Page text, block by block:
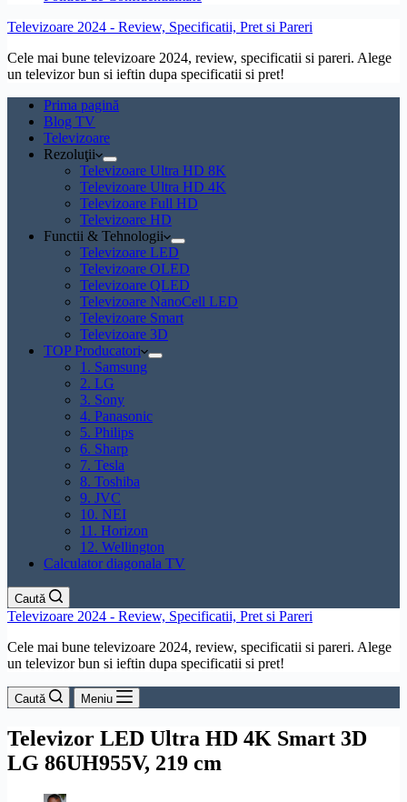
Televizoare 2024 - Review, Specificatii, Pret si Pareri
Cele mai bune televizoare 2024, review, specificatii si pareri. Alege
un televizor bun si ieftin dupa specificatii si pret!
Prima pagină
Blog TV
Televizoare
Rezoluţii
Televizoare Ultra HD 8K
Televizoare Ultra HD 4K
Televizoare Full HD
Televizoare HD
Functii & Tehnologii
Televizoare LED
Televizoare OLED
Televizoare QLED
Televizoare NanoCell LED
Televizoare Smart
Televizoare 3D
TOP Producatori
1. Samsung
2. LG
3. Sony
4. Panasonic
5. Philips
6. Sharp
7. Tesla
8. Toshiba
9. JVC
10. NEI
11. Horizon
12. Wellington
Calculator diagonala TV
Caută
Televizoare 2024 - Review, Specificatii, Pret si Pareri
Cele mai bune televizoare 2024, review, specificatii si pareri. Alege
un televizor bun si ieftin dupa specificatii si pret!
Caută Meniu
Televizor LED Ultra HD 4K Smart 3D
LG 86UH955V, 219 cm